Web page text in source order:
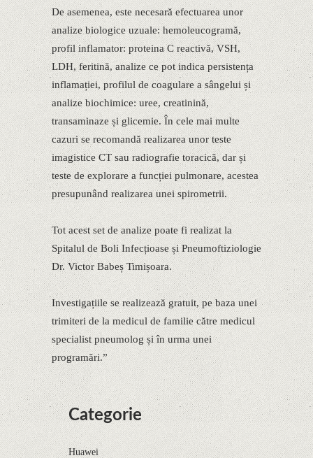
De asemenea, este necesară efectuarea unor
analize biologice uzuale: hemoleucogramă,
profil inflamator: proteina C reactivă, VSH,
LDH, feritină, analize ce pot indica persistența
inflamației, profilul de coagulare a sângelui și
analize biochimice: uree, creatinină,
transaminaze și glicemie. În cele mai multe
cazuri se recomandă realizarea unor teste
imagistice CT sau radiografie toracică, dar și
teste de explorare a funcției pulmonare, acestea
presupunând realizarea unei spirometrii.
Tot acest set de analize poate fi realizat la
Spitalul de Boli Infecțioase și Pneumoftiziologie
Dr. Victor Babeș Timișoara.
Investigațiile se realizează gratuit, pe baza unei
trimiteri de la medicul de familie către medicul
specialist pneumolog și în urma unei
programări.”
Categorie
Huawei